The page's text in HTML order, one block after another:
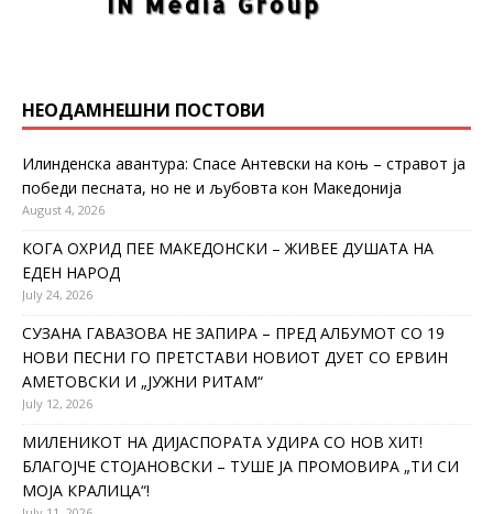
НЕОДАМНЕШНИ ПОСТОВИ
Илинденска авантура: Спасе Антевски на коњ – стравот ја
победи песната, но не и љубовта кон Македонија
August 4, 2026
КОГА ОХРИД ПЕЕ МАКЕДОНСКИ – ЖИВЕЕ ДУШАТА НА
ЕДЕН НАРОД
July 24, 2026
СУЗАНА ГАВАЗОВА НЕ ЗАПИРА – ПРЕД АЛБУМОТ СО 19
НОВИ ПЕСНИ ГО ПРЕТСТАВИ НОВИОТ ДУЕТ СО ЕРВИН
АМЕТОВСКИ И „ЈУЖНИ РИТАМ“
July 12, 2026
МИЛЕНИКОТ НА ДИЈАСПОРАТА УДИРА СО НОВ ХИТ!
БЛАГОЈЧЕ СТОЈАНОВСКИ – ТУШЕ ЈА ПРОМОВИРА „ТИ СИ
МОЈА КРАЛИЦА“!